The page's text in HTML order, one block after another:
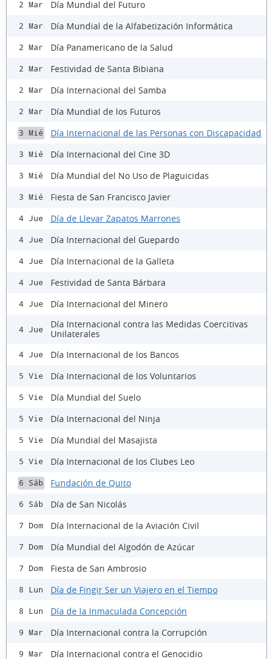
2 Mar Día Mundial del Futuro
2 Mar Día Mundial de la Alfabetización Informática
2 Mar Día Panamericano de la Salud
2 Mar Festividad de Santa Bibiana
2 Mar Día Internacional del Samba
2 Mar Día Mundial de los Futuros
3 Mié Día Internacional de las Personas con Discapacidad
3 Mié Día Internacional del Cine 3D
3 Mié Día Mundial del No Uso de Plaguicidas
3 Mié Fiesta de San Francisco Javier
4 Jue Día de Llevar Zapatos Marrones
4 Jue Día Internacional del Guepardo
4 Jue Día Internacional de la Galleta
4 Jue Festividad de Santa Bárbara
4 Jue Día Internacional del Minero
4 Jue
Día Internacional contra las Medidas Coercitivas
Unilaterales
4 Jue Día Internacional de los Bancos
5 Vie Día Internacional de los Voluntarios
5 Vie Día Mundial del Suelo
5 Vie Día Internacional del Ninja
5 Vie Día Mundial del Masajista
5 Vie Día Internacional de los Clubes Leo
6 Sáb Fundación de Quito
6 Sáb Día de San Nicolás
7 Dom Día Internacional de la Aviación Civil
7 Dom Día Mundial del Algodón de Azúcar
7 Dom Fiesta de San Ambrosio
8 Lun Día de Fingir Ser un Viajero en el Tiempo
8 Lun Día de la Inmaculada Concepción
9 Mar Día Internacional contra la Corrupción
9 Mar Día Internacional contra el Genocidio